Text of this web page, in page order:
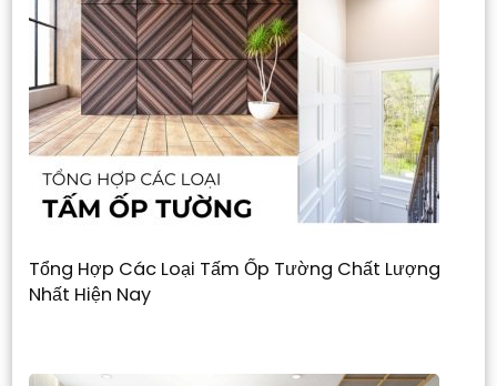
Tổng Hợp Các Loại Tấm Ốp Tường Chất Lượng
Nhất Hiện Nay